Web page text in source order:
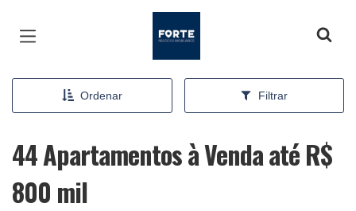
Ordenar Filtrar
44 Apartamentos à Venda até R$
800 mil